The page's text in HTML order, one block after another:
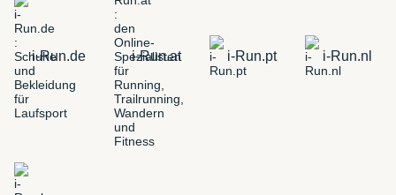
i-Run.de i-Run.at i-Run.pt i-Run.nl